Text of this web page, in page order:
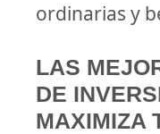
ordinarias y
LAS
DE
MAXIMIZA